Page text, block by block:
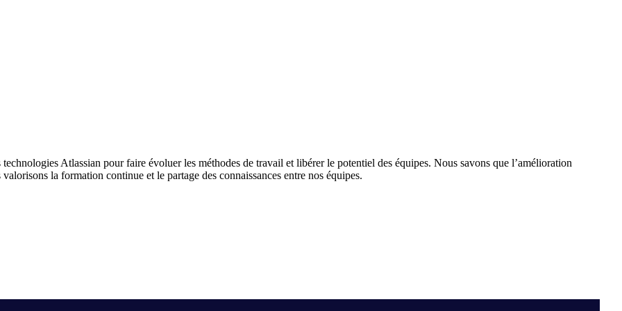
Atlassian pour faire évoluer les méthodes de travail et libérer le potentiel des équipes. Nous savons que l’amélioration
la formation continue et le partage des connaissances entre nos équipes.